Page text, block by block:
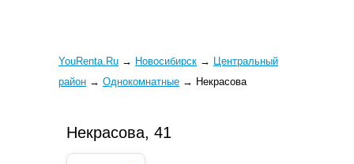
YouRenta.Ru → Новосибирск → Центральный
район → Однокомнатные → Некрасова
Некрасова, 41